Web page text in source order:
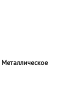
Металлическое